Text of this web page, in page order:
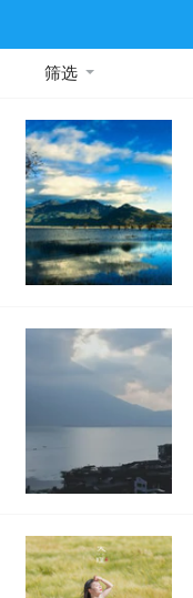
筛选